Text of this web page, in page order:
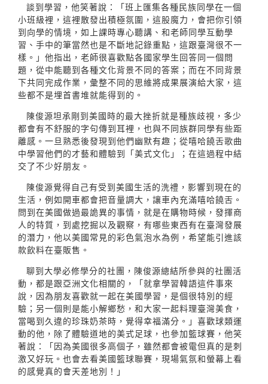
談到學習，他笑著說：「班上匯集各種民族同學在一個
小班級裡，這裡散發出積極氛圍，這股魔力，會把你引領
到向學的情境，如上課時專心聽講、和老師同學互動學
習、手中的筆當然也是不斷地記錄重點，這跟臺灣很不一
樣。」他指出，老師很喜歡點各國家學生回答同一個問
題，從中能聽到各種文化背景不同的答案；而在不同背景
下共同完成作業，彙整不同的思維將成果展演給大家，這
些都不是埋首書堆就能得到的。
陳俊源坦承剛到美國時的最大挫折就是種族歧視，多少
都會有不舒服的字句傳到耳裡，也與不同族群同學有些距
離感。一旦熟悉後發現到他們幽默有趣；從嘻哈饒舌歌曲
中學習他們的才藝和體驗到「美式文化」；在這過程中結
交了不少好朋友。
陳俊源覺得自己有受到美國生活的洗禮，影響到現在的
生活，例如開車都會把音量調大，讓車內充滿嘻哈饒舌。
問到在美國做過最詭異的事情，就是在購物時候，發揮商
人的特質，到處挖掘以及觀察，有哪些東西有在臺灣發展
的潛力，他以美國常見的彩色氣泡水為例，希望能引進該
款飲料在臺販售。
聊到大學必修學分的社團，陳俊源總結所參與的社團活
動，都是跟亞洲文化相關的，「就拿學習韓語這件事來
說，因為朋友喜歡就一起在美國學習，是個很特別的經
驗；另一個則是能小解鄉愁，和大家一起料理臺灣美食，
當喝到久違的珍珠奶茶時，覺得幸福滿分。」喜歡球類運
動的他，除了體驗道地的美式足球，也參加籃球賽，他笑
著說：「因為美國很多高個子，雖然都會被電但真的是刺
激又好玩。也會去看美國籃球聯賽，現場氣氛和螢幕上看
的感覺真的會天差地別！」